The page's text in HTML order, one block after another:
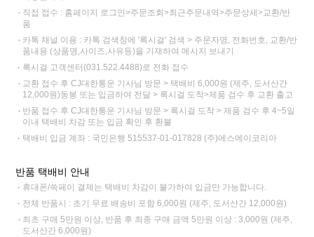
직접 접수 : 홈페이지 로그인>주문조회>최근주문내역>주문상세>교환/반
품
카톡 채널 이용 : 카톡 검색창에 '록시걸' 검색 > 주문자명, 전화번호, 교환/반
품내용 (상품명,사이즈,사유등)을 기재하여 메시지 보내기
록시걸 고객센터(031.522.4488)로 전화 접수
교환 접수 후 CJ대한통운 기사님 방문 > 택배비 6,000원 (제주, 도서산간
12,000원)동봉 또는 입금하여 전달 > 록시걸 도착>제품 검수 후 교환 출고
반품 접수 후 CJ대한통운 기사님 방문 > 록시걸 도착 > 제품 검수 후 4~5일
이내 택배비 차감 또는 입금 확인 후 환불
택배비 입금 계좌 : 국민은행 515537-01-017828 (주)에스에이코리아
반품 택배비 안내
휴대폰/쓱페이 결제는 택배비 차감이 불가하여 입금만 가능합니다.
전체 반품시 : 초기 무료 배송비 포함 6,000원 (제주, 도서산간 12,000원)
최초 구매 5만원 이상, 반품 후 최종 구매 금액 5만원 이상 : 3,000원 (제주,
도서산간 6,000원)